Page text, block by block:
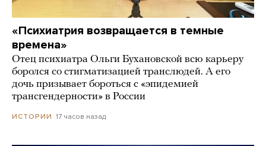
«Психиатрия возвращается в темные
времена»
Отец психиатра Ольги Бухановской всю карьеру
боролся со стигматизацией транслюдей. А его
дочь призывает бороться с «эпидемией
трансгендерности» в России
ИСТОРИИ 17 часов назад